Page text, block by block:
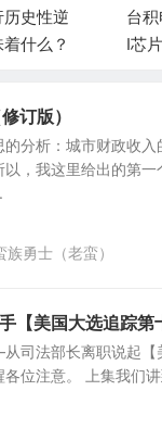
历史性逆
什么？
台
I芯
订版）
分析：城市财政收
，我这里给出的第
族勇士（老蛮）
【美国大选追踪第
司法部长离职说起
位注意。 上集我们